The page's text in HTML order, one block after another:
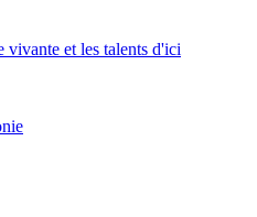
vivante et les talents d'ici